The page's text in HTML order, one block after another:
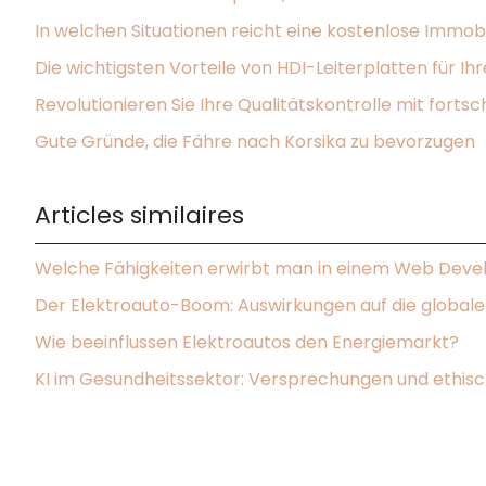
In welchen Situationen reicht eine kostenlose
Die wichtigsten Vorteile von HDI-Leiterplatten für
Revolutionieren Sie Ihre Qualitätskontrolle mit
Gute Gründe, die Fähre nach Korsika zu bevorzugen
Articles similaires
Welche Fähigkeiten erwirbt man in einem Web
Der Elektroauto-Boom: Auswirkungen auf die
Wie beeinflussen Elektroautos den Energiemarkt?
KI im Gesundheitssektor: Versprechungen und